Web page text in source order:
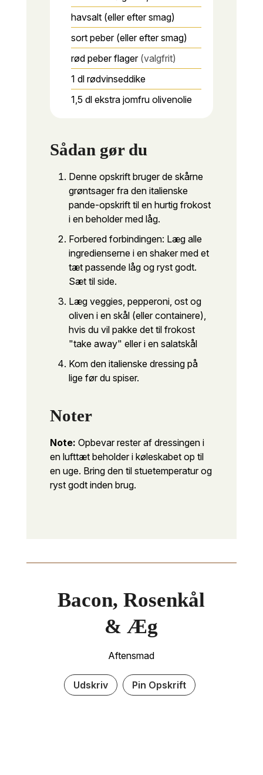
havsalt (eller efter smag)
sort peber (eller efter smag)
rød peber flager (valgfrit)
1 dl rødvinseddike
1,5 dl ekstra jomfru olivenolie
Sådan gør du
Denne opskrift bruger de skårne
grøntsager fra den italienske
pande-opskrift til en hurtig frokost
i en beholder med låg.
Forbered forbindingen: Læg alle
ingredienserne i en shaker med et
tæt passende låg og ryst godt.
Sæt til side.
Læg veggies, pepperoni, ost og
oliven i en skål (eller containere),
hvis du vil pakke det til frokost
"take away" eller i en salatskål
Kom den italienske dressing på
lige før du spiser.
Noter
Note: Opbevar rester af dressingen i
en lufttæt beholder i køleskabet op til
en uge. Bring den til stuetemperatur og
ryst godt inden brug.
Bacon, Rosenkål
& Æg
Aftensmad
Udskriv Pin Opskrift